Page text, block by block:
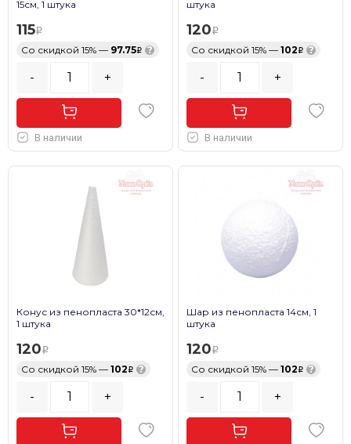
15см, 1 штука
115
Со скидкой 15% — 97.75 ?
- +
В наличии
штука
120
Со скидкой 15% — 102 ?
- +
В наличии
Конус из пенопласта 30*12см,
1 штука
120
Со скидкой 15% — 102 ?
- +
Шар из пенопласта 14см, 1
штука
120
Со скидкой 15% — 102 ?
- +